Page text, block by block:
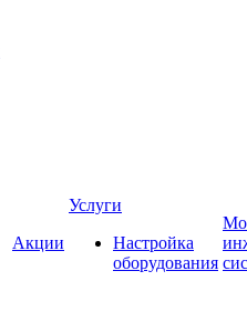
Акции
Услуги
Настройка
оборудования